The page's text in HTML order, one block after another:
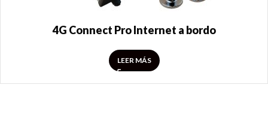
4G Connect Pro Internet a bordo
LEER MÁS